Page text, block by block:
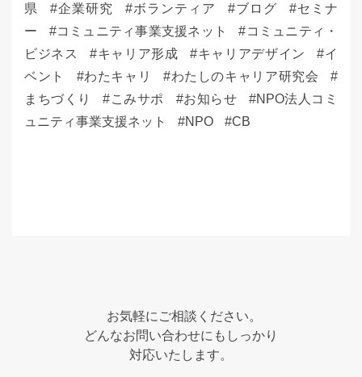
県
企業研究 ボランティア ブログ
セミナ
ー
コミュニティ事業支援ネット
コミュニティ・
ビジネス
キャリア形成 キャリアデザイン
イ
ベント
わたキャリ
わたしのキャリア研究会
まちづくり
こみサポ お知らせ
NPO法人コミ
ュニティ事業支援ネット
NPO CB
お気軽にご相談ください。
どんなお問い合わせにもしっかり
対応いたします。